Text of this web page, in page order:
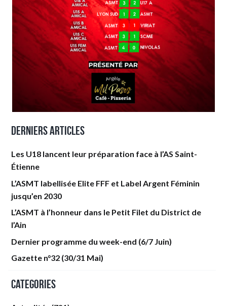
Derniers articles
Les U18 lancent leur préparation face à l’AS Saint-
Étienne
L’ASMT labellisée Elite FFF et Label Argent Féminin
jusqu’en 2030
L’ASMT à l’honneur dans le Petit Filet du District de
l’Ain
Dernier programme du week-end (6/7 Juin)
Gazette n°32 (30/31 Mai)
Categories